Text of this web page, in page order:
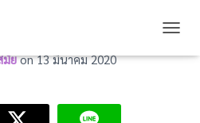
พระราชธาน
มัยon13 มีนาคม 2020